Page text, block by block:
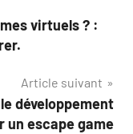
virtuels ? :
Article suivant
développement
un escape game